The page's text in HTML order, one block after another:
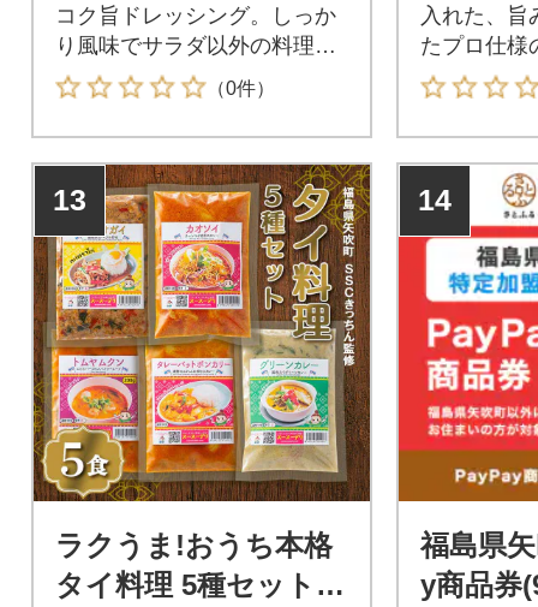
コク旨ドレッシング。しっか
り風味でサラダ以外の料理に
もかけるだけでOK!
（0件）
入れた、旨
たプロ仕様
13
ラクうま!おうち本格
タイ料理 5種セット 5
14
福島県
y商品券